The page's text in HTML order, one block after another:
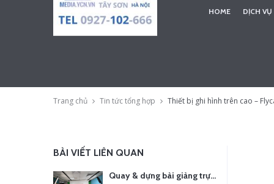
HOME DỊCH VỤ
Trang chủ Tin tức tổng hợp Thiết bị ghi hình trên cao –
BÀI VIẾT LIÊN QUAN
Quay & dựng bài giảng trực tuyến – Xu hướng đào tạo thời đại số